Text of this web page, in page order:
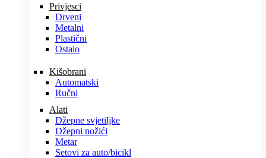
Privjesci
Drveni
Metalni
Plastični
Ostalo
Kišobrani
Automatski
Ručni
Alati
Džepne svjetiljke
Džepni nožići
Metar
Setovi za auto/bicikl